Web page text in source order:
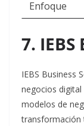
Enfoque
7.
IEBS Business
negocios
modelos de
transformación